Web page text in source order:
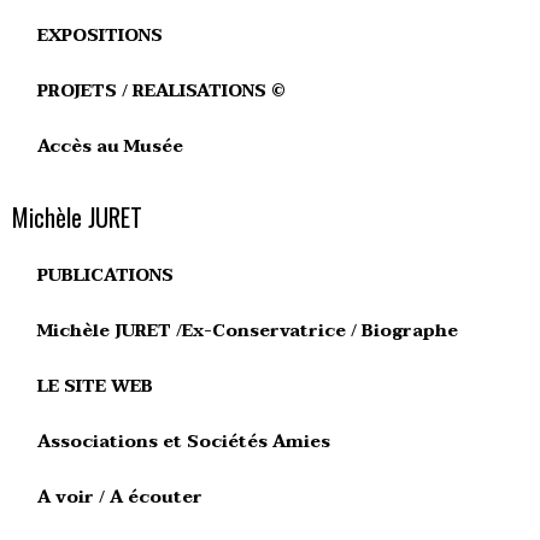
EXPOSITIONS
PROJETS / REALISATIONS ©
Accès au Musée
Michèle JURET
PUBLICATIONS
Michèle JURET /Ex-Conservatrice / Biographe
LE SITE WEB
Associations et Sociétés Amies
A voir / A écouter